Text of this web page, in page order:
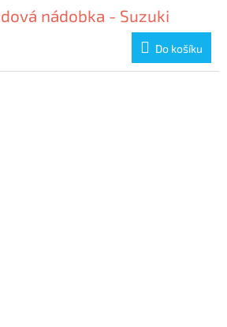
nádobka - Suzuki
Do košíku